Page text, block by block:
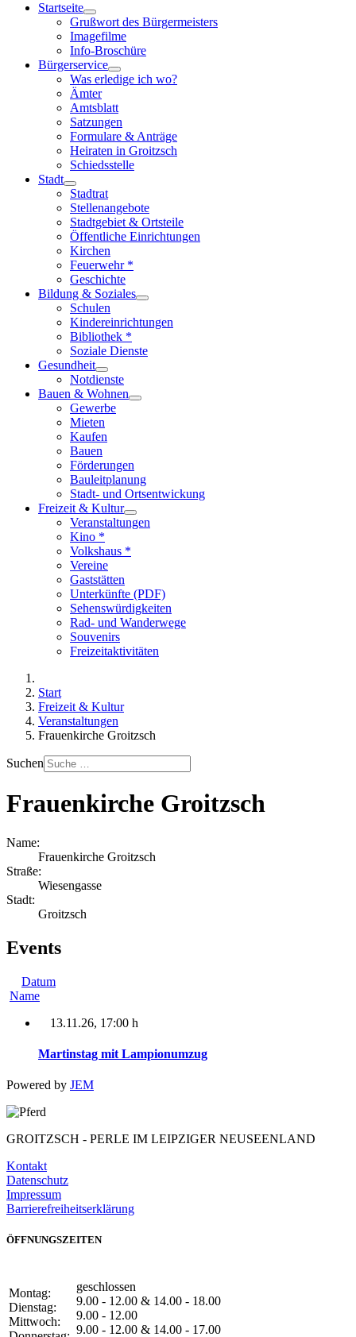
Startseite
Grußwort des Bürgermeisters
Imagefilme
Info-Broschüre
Bürgerservice
Was erledige ich wo?
Ämter
Amtsblatt
Satzungen
Formulare & Anträge
Heiraten in Groitzsch
Schiedsstelle
Stadt
Stadtrat
Stellenangebote
Stadtgebiet & Ortsteile
Öffentliche Einrichtungen
Kirchen
Feuerwehr *
Geschichte
Bildung & Soziales
Schulen
Kindereinrichtungen
Bibliothek *
Soziale Dienste
Gesundheit
Notdienste
Bauen & Wohnen
Gewerbe
Mieten
Kaufen
Bauen
Förderungen
Bauleitplanung
Stadt- und Ortsentwickung
Freizeit & Kultur
Veranstaltungen
Kino *
Volkshaus *
Vereine
Gaststätten
Unterkünfte (PDF)
Sehenswürdigkeiten
Rad- und Wanderwege
Souvenirs
Freizeitaktivitäten
Start
Freizeit & Kultur
Veranstaltungen
Frauenkirche Groitzsch
Suchen
Frauenkirche Groitzsch
Name:
Frauenkirche Groitzsch
Straße:
Wiesengasse
Stadt:
Groitzsch
Events
Datum
Name
13.11.26, 17:00 h
Martinstag mit Lampionumzug
Powered by JEM
GROITZSCH - PERLE IM LEIPZIGER NEUSEENLAND
Kontakt
Datenschutz
Impressum
Barrierefreiheitserklärung
ÖFFNUNGSZEITEN
Montag:
Dienstag:
Mittwoch:
geschlossen
9.00 - 12.00 & 14.00 - 18.00
9.00 - 12.00
9.00 - 12.00 & 14.00 - 17.00